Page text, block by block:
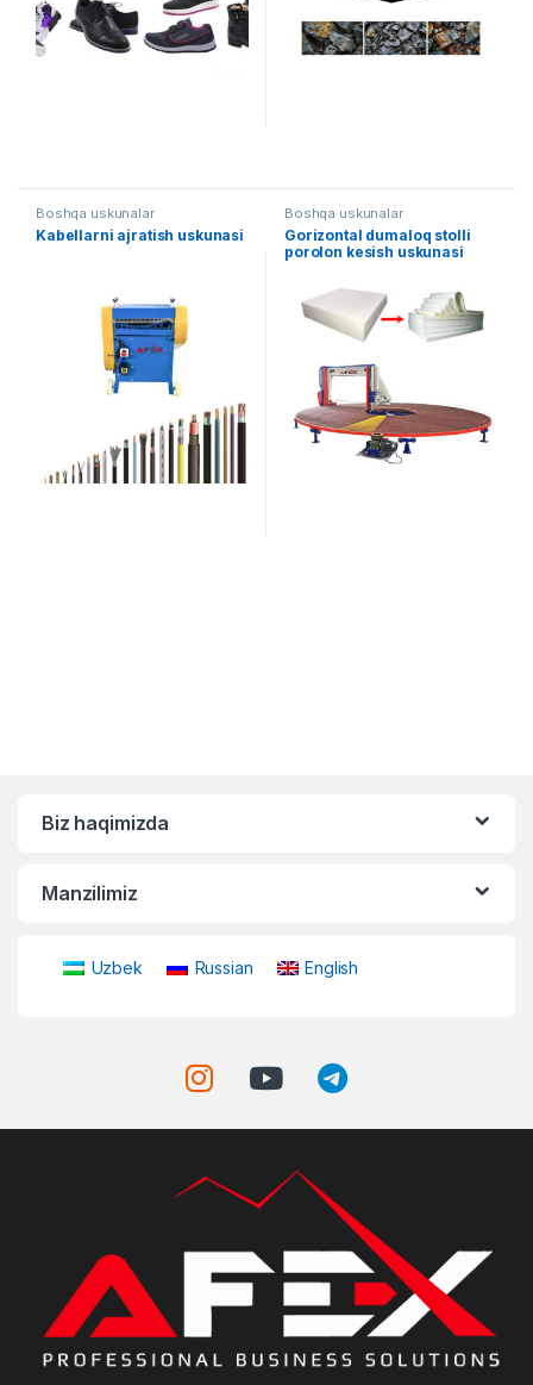
Boshqa uskunalar
Kabellarni ajratish uskunasi
Boshqa uskunalar
Gorizontal dumaloq stolli
porolon kesish uskunasi
Biz haqimizda
Manzilimiz
Uzbek Russian English